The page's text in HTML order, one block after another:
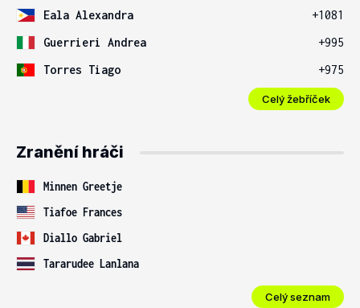
Eala Alexandra
+1081
Guerrieri Andrea
+995
Torres Tiago
+975
Celý žebříček
Zranění hráči
Minnen Greetje
Tiafoe Frances
Diallo Gabriel
Tararudee Lanlana
Celý seznam